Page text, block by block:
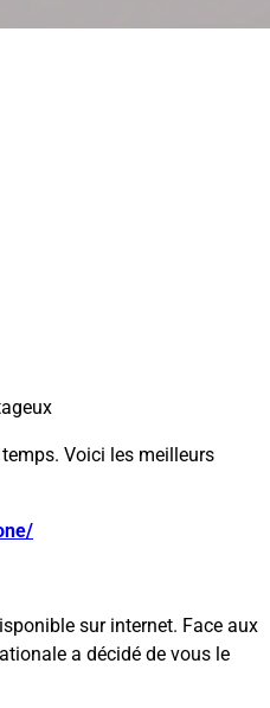
Voici les meilleurs
sur internet. Face aux
a décidé de vous le